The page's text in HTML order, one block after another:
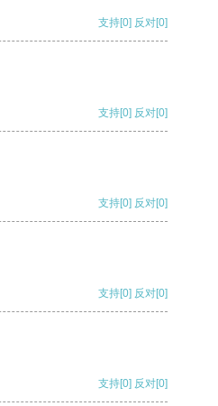
支持[0] 反对[0]
支持[0] 反对[0]
支持[0] 反对[0]
支持[0] 反对[0]
支持[0] 反对[0]